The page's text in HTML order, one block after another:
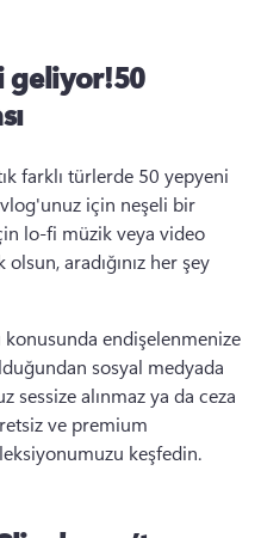
geliyor!50
farklı türlerde 50 yepyeni
için neşeli bir
lo-fi müzik veya video
aradığınız her şey
konusunda endişelenmenize
sosyal medyada
sessize alınmaz ya da ceza
ve premium
keşfedin.